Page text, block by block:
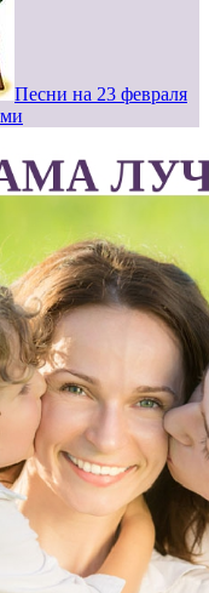
Песни на 23 февраля